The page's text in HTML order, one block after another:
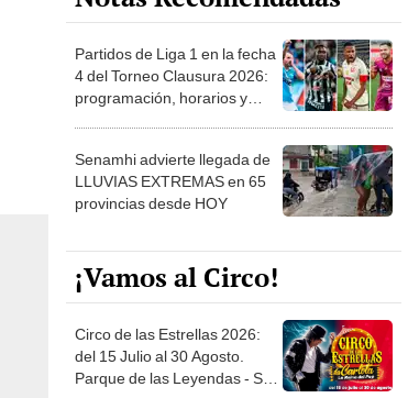
Partidos de Liga 1 en la fecha
4 del Torneo Clausura 2026:
programación, horarios y
Senamhi advierte llegada de
LLUVIAS EXTREMAS en 65
provincias desde HOY
¡Vamos al Circo!
Circo de las Estrellas 2026:
del 15 Julio al 30 Agosto.
Parque de las Leyendas - San